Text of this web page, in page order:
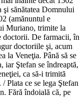
şi sănătatea Domnului
(amănuntul e
Muriano, trimite la
doctorii. De farmacii, în
doctoriile şi, acum
la Veneţia. Până să se
iar Ştefan se îndreaptă,
ca să-i trimită
Plata ce se lega Ştefan
Fără îndoială că, pe